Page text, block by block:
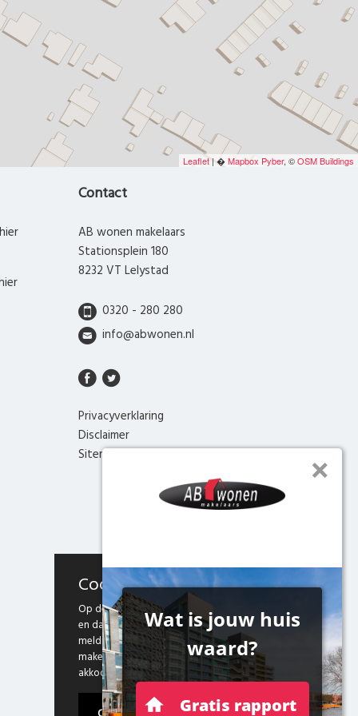
Leaflet | �Mapbox Pyber, ©OSM Buildings
Contact
AB wonen makelaars
Stationsplein 180
8232 VT Lelystad
0320 - 280 280
info@abwonen.nl
Privacyverklaring
Disclaimer
Sitemap
Cookies
Op deze website maken we gebruik van cookies
en daarmee vergelijkbare technieken. Door deze
melding te sluiten, of door gebruik te blijven
maken van onze website weten we dat je hiermee
akkoord gaat.